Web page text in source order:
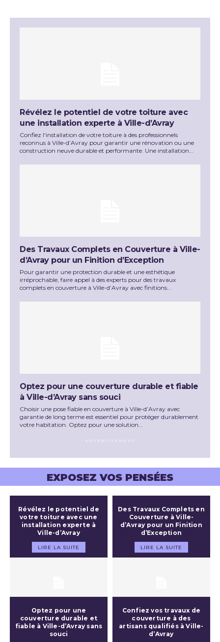
Révélez le potentiel de votre toiture avec
une installation experte à Ville-d’Avray
Confiez l'installation de votre toiture à des professionnels
reconnus à Ville-d’Avray pour garantir une rénovation ou une
construction neuve durable et performante. Une installation...
Des Travaux Complets en Couverture à Ville-
d’Avray pour un Finition d’Exception
Pour garantir une protection durable et une esthétique
irréprochable, faire appel à des experts pour des travaux
complets en couverture à Ville-d’Avray avec finitions...
Optez pour une couverture durable et fiable
à Ville-d’Avray sans souci
Choisir une pose fiable en couverture à Ville-d’Avray avec
garantie de long terme est essentiel pour protéger durablement
votre habitation. Optez pour une solution...
- ADVERTISEMENT -
EXPOSEZ VOS PENSÉES
Révélez le potentiel de
votre toiture avec une
installation experte à
Ville-d’Avray
LIRE LA SUITE
Des Travaux Complets en
Couverture à Ville-
d’Avray pour un Finition
d’Exception
LIRE LA SUITE
Optez pour une
couverture durable et
fiable à Ville-d’Avray sans
souci
Confiez vos travaux de
couverture à des
artisans qualifiés à Ville-
d’Avray